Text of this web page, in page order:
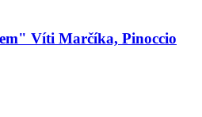
Víti Marčíka, Pinoccio